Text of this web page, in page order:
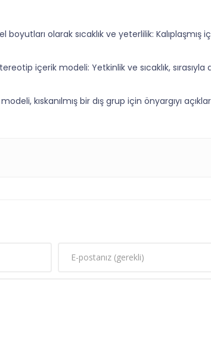
olarak sıcaklık ve yeterlilik: Kalıplaşmış
içerik modeli: Yetkinlik ve sıcaklık,
kıskanılmış bir dış grup için önyargıyı